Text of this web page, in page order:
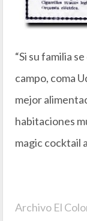
“Si su familia
campo, coma
mejor
habitaciones
magic cocktail
Archivo El